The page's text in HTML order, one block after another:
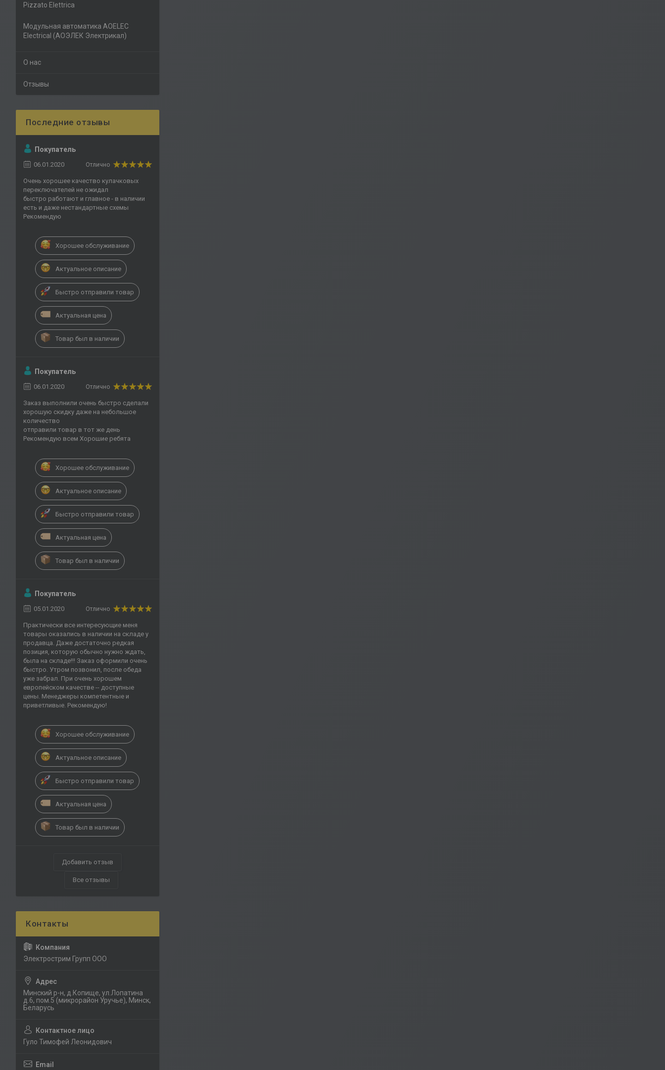
Pizzato Elettrica
Модульная автоматика AOELEC
Electrical (АОЭЛЕК Электрикал)
О нас
Отзывы
Покупатель
06.01.2020 Отлично
Очень хорошее качество кулачковых
переключателей не ожидал
быстро работают и главное - в наличии
есть и даже нестандартные схемы
Рекомендую
Хорошее обслуживание
Актуальное описание
Быстро отправили товар
Актуальная цена
Товар был в наличии
Покупатель
06.01.2020 Отлично
Заказ выполнили очень быстро сделали
хорошую скидку даже на небольшое
количество
отправили товар в тот же день
Рекомендую всем Хорошие ребята
Хорошее обслуживание
Актуальное описание
Быстро отправили товар
Актуальная цена
Товар был в наличии
Покупатель
05.01.2020 Отлично
Практически все интересующие меня
товары оказались в наличии на складе у
продавца. Даже достаточно редкая
позиция, которую обычно нужно ждать,
была на складе!!! Заказ оформили очень
быстро. Утром позвонил, после обеда
уже забрал. При очень хорошем
европейском качестве -- доступные
цены. Менеджеры компетентные и
приветливые. Рекомендую!
Хорошее обслуживание
Актуальное описание
Быстро отправили товар
Актуальная цена
Товар был в наличии
Добавить отзыв
Все отзывы
Электрострим Групп ООО
Минский р-н, д.Копище, ул.Лопатина
д.6, пом.5 (микрорайон Уручье), Минск,
Беларусь
Гуло Тимофей Леонидович